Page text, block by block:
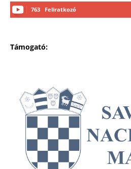
763 Feliratkozó
Támogató: